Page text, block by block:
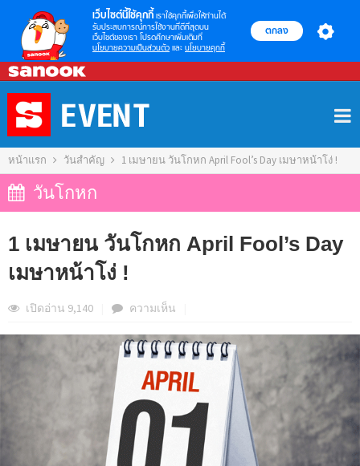
เว็บไซต์นี้ใช้คุกกี้ เราใช้คุกกี้เพื่อให้ท่านได้
รับประสบการณ์การใช้งานที่ดีที่สุดบน
เว็บไซต์ของเรา โปรดศึกษาเพิ่มเติมที่
นโยบายความเป็นส่วนตัว และ นโยบายคุกกี้
ตกลง
Skip
content
หน้าแรก วันสำคัญ 1 เมษายน วันโกหก April Fool’s Day เมษาหน้าโง่ !
วันโกหก
1 เมษายน วันโกหก April Fool’s Day
เมษาหน้าโง่ !
เปิดอ่าน 9,140 ความเห็น